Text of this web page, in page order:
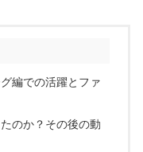
編での活躍とファ
のか？その後の動